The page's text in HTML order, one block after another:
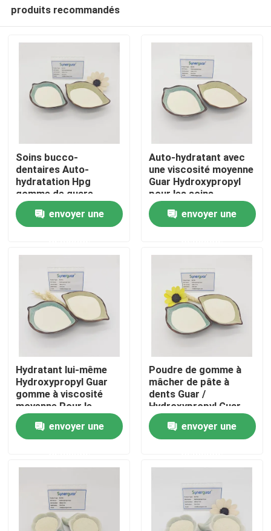
Maison
Produits
Vidéos
À propos de nous
Visite de l'usine
Contrôle qualité
Contactez-nous
Demandez un devis
produits recommandés
Soins bucco-
dentaires Auto-
hydratation Hpg
gomme de guare
Bonne capacité de
rétention d'eau
envoyer une
Auto-hydratant avec
une viscosité moyenne
Guar Hydroxypropyl
pour les soins
buccaux
envoyer une
Hydratant lui-même
Hydroxypropyl Guar
gomme à viscosité
moyenne Pour le
dentifrice
envoyer une
Poudre de gomme à
mâcher de pâte à
dents Guar /
Hydroxypropyl Guar
envoyer une